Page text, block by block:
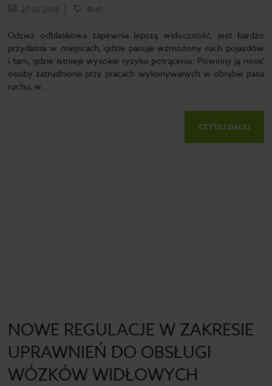
27.03.2018 BHP,
Odzież odblaskowa zapewnia lepszą widoczność, jest bardzo
przydatna w miejscach, gdzie panuje wzmożony ruch pojazdów
i tam, gdzie istnieje wysokie ryzyko potrącenia. Powinny ją nosić
osoby zatrudnione przy pracach wykonywanych w obrębie pasa
ruchu, w…
CZYTAJ DALEJ
NOWE REGULACJE W ZAKRESIE
UPRAWNIEŃ DO OBSŁUGI
WÓZKÓW WIDŁOWYCH